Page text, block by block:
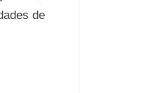
de